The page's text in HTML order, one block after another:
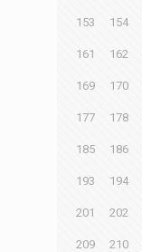
153 154
161 162
169 170
177 178
185 186
193 194
201 202
209 210